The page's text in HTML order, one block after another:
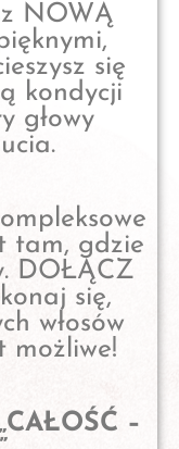
NOWĄ
się
kondycji
głowy
tam, gdzie
DOŁĄCZ
się,
włosów
możliwe!
–